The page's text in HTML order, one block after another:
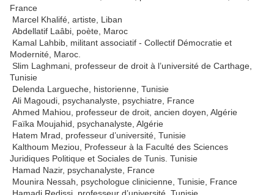
France
Marcel Khalifé, artiste, Liban
Abdellatif Laâbi, poète, Maroc
Kamal Lahbib, militant associatif - Collectif Démocratie et
Modernité, Maroc.
Slim Laghmani, professeur de droit à l’université de Carthage,
Tunisie
Delenda Largueche, historienne, Tunisie
Ali Magoudi, psychanalyste, psychiatre, France
Ahmed Mahiou, professeur de droit, ancien doyen, Algérie
Faïka Moujahid, psychanalyste, Algérie
Hatem Mrad, professeur d’université, Tunisie
Kalthoum Meziou, Professeur à la Faculté des Sciences
Juridiques Politique et Sociales de Tunis. Tunisie
Hamad Nazir, psychanalyste, France
Mounira Nessah, psychologue clinicienne, Tunisie, France